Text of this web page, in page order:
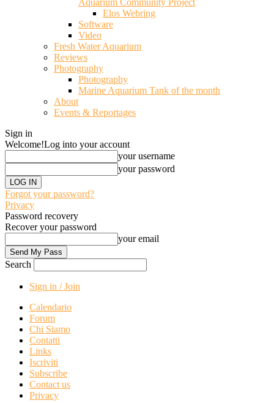
Aquarium Community Project
Elos Webring
Software
Video
Fresh Water Aquarium
Reviews
Photography
Photography
Marine Aquarium Tank of the month
About
Events & Reportages
Sign in
Welcome!Log into your account
your username
your password
Forgot your password?
Privacy
Password recovery
Recover your password
your email
Search
Sign in / Join
Calendario
Forum
Chi Siamo
Contatti
Links
Iscriviti
Subscribe
Contact us
Privacy